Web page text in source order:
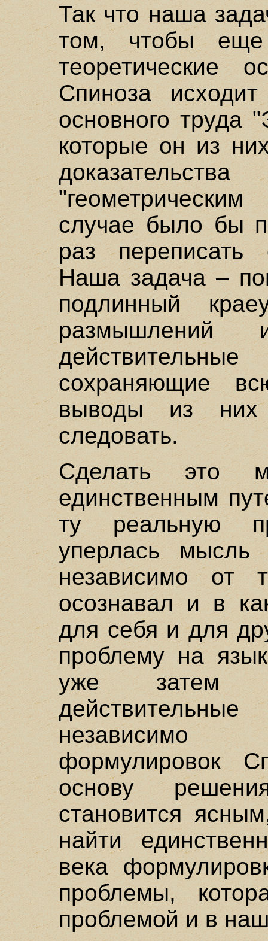
Так что наша
том, чтобы еще
теоретические
Спиноза
основного труда
которые он из
случае было бы
раз
Наша задача –
подлинный
размышлений
сохраняющие
выводы из них
следовать.
Сделать это
единственным
ту реальную
уперлась мысль
независимо от
осознавал и в
для себя и для
проблему на
уже затем
действительные
независимо
формулировок
основу
становится
найти
века
проблемы,
проблемой и в